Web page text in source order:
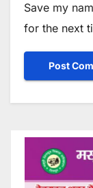
Save my
for the next